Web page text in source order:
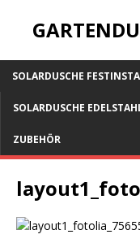
SOLARDUSCHE
SOLARDUSCHE
ZUBEHÖR